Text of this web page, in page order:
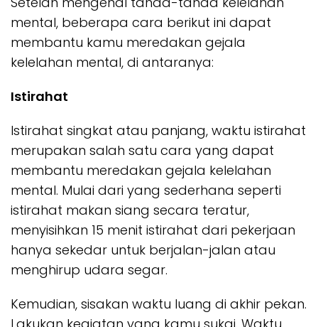
mental, beberapa cara berikut ini dapat
membantu kamu meredakan gejala
kelelahan mental, di antaranya:
Istirahat
Istirahat singkat atau panjang, waktu istirahat
merupakan salah satu cara yang dapat
membantu meredakan gejala kelelahan
mental. Mulai dari yang sederhana seperti
istirahat makan siang secara teratur,
menyisihkan 15 menit istirahat dari pekerjaan
hanya sekedar untuk berjalan-jalan atau
menghirup udara segar.
Kemudian, sisakan waktu luang di akhir pekan.